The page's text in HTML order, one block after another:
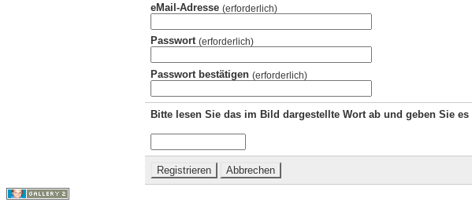
eMail-Adresse (erforderlich)
Passwort (erforderlich)
Passwort bestätigen (erforderlich)
Bitte lesen Sie das im Bild dargestellte Wort ab und geben Sie es